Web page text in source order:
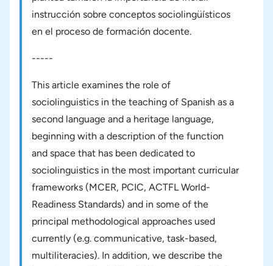
instrucción sobre conceptos sociolingüísticos
en el proceso de formación docente.
-----
This article examines the role of
sociolinguistics in the teaching of Spanish as a
second language and a heritage language,
beginning with a description of the function
and space that has been dedicated to
sociolinguistics in the most important curricular
frameworks (MCER, PCIC, ACTFL World-
Readiness Standards) and in some of the
principal methodological approaches used
currently (e.g. communicative, task-based,
multiliteracies). In addition, we describe the